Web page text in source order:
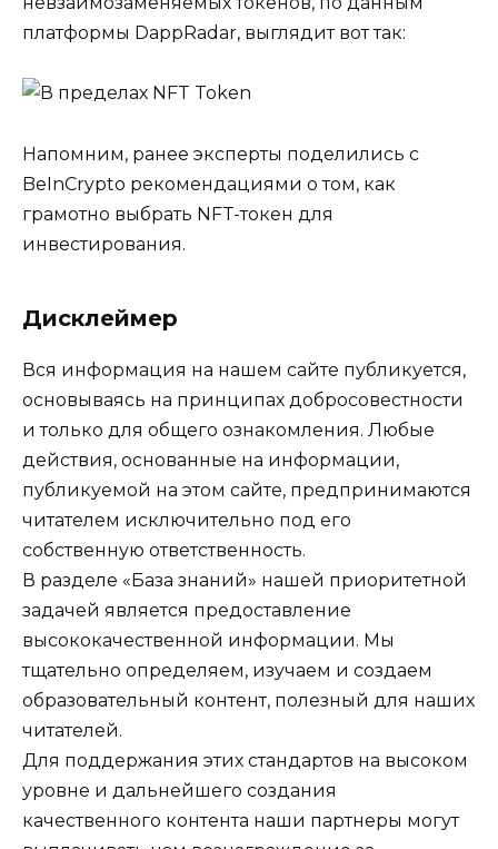
платформы DappRadar, выглядит вот так:
Напомним, ранее эксперты поделились с
BeInCrypto рекомендациями о том, как
грамотно выбрать NFT-токен для
инвестирования.
Дисклеймер
Вся информация на нашем сайте публикуется,
основываясь на принципах добросовестности
и только для общего ознакомления. Любые
действия, основанные на информации,
публикуемой на этом сайте, предпринимаются
читателем исключительно под его
собственную ответственность.
В разделе «База знаний» нашей приоритетной
задачей является предоставление
высококачественной информации. Мы
тщательно определяем, изучаем и создаем
образовательный контент, полезный для наших
читателей.
Для поддержания этих стандартов на высоком
уровне и дальнейшего создания
качественного контента наши партнеры могут